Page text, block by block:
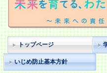
トップページ
いじめ防止基本方針